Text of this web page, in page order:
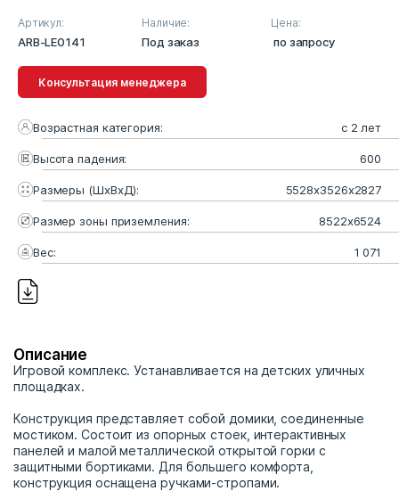
Артикул:
ARB-LE0141
Наличие:
Под заказ
Цена:
по запросу
Консультация менеджера
Возрастная категория: с 2 лет
Высота падения: 600
Размеры (ШхВхД): 5528х3526х2827
Размер зоны приземления: 8522х6524
Вес: 1 071
Описание
Игровой комплекс. Устанавливается на детских уличных
площадках.
Конструкция представляет собой домики, соединенные
мостиком. Состоит из опорных стоек, интерактивных
панелей и малой металлической открытой горки с
защитными бортиками. Для большего комфорта,
конструкция оснащена ручками-стропами.